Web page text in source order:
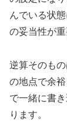
んでいる状
の妥当性が重
逆算そのも
の地点で余
で一緒に書
ります。